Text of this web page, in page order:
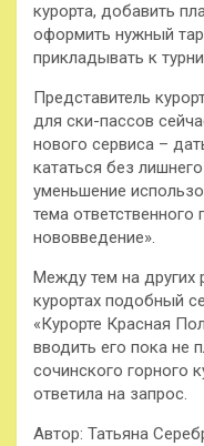
курорта, добавить
оформить нужный
прикладывать к
Представитель
для ски-пассов
нового сервиса –
кататься без
уменьшение
тема ответственного
нововведение».
Между тем на других
курортах подобный
«Курорте Красная
вводить его пока не
сочинского горного
ответила на запрос.
Автор: Татьяна